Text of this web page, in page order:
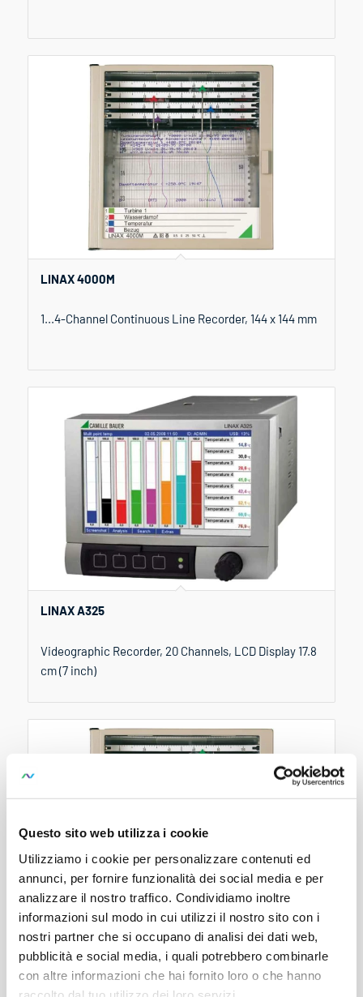
Questo sito web utilizza i cookie
Utilizziamo i cookie per personalizzare contenuti ed
annunci, per fornire funzionalità dei social media e per
analizzare il nostro traffico. Condividiamo inoltre
informazioni sul modo in cui utilizzi il nostro sito con i
nostri partner che si occupano di analisi dei dati web,
pubblicità e social media, i quali potrebbero combinarle
con altre informazioni che hai fornito loro o che hanno
LINAX 4000M
1...4-Channel Continuous Line Recorder, 144 x 144 mm
LINAX A325
Videographic Recorder, 20 Channels, LCD Display 17.8
cm (7 inch)
LINAX 4000M
1...4-Channel Continuous Line Recorder, 144 x 144 mm